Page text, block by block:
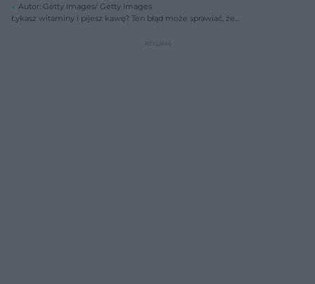
Autor: Getty Images/ Getty Images
Łykasz witaminy i pijesz kawę? Ten błąd może sprawiać, że